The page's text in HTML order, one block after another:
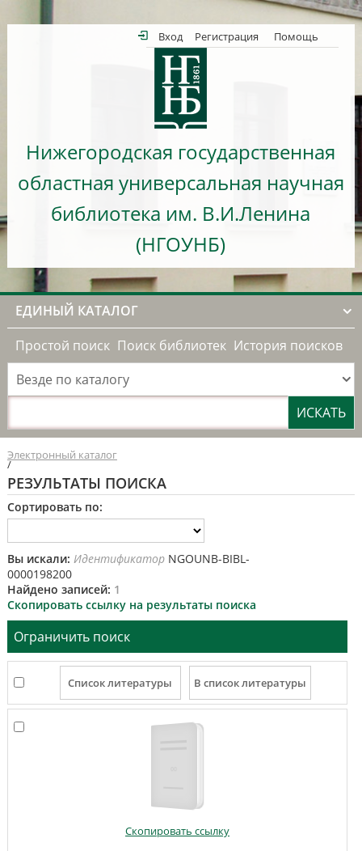
Вход Регистрация Помощь
Нижегородская государственная
областная универсальная научная
библиотека им. В.И.Ленина
(НГОУНБ)
ЕДИНЫЙ КАТАЛОГ
Простой поиск Поиск библиотек История поисков
Везде по каталогу
Электронный каталог
/
РЕЗУЛЬТАТЫ ПОИСКА
Сортировать по:
Вы искали: ИдентификаторNGOUNB-BIBL-
0000198200
Найдено записей: 1
Скопировать ссылку на результаты поиска
Ограничить поиск
Скопировать ссылку